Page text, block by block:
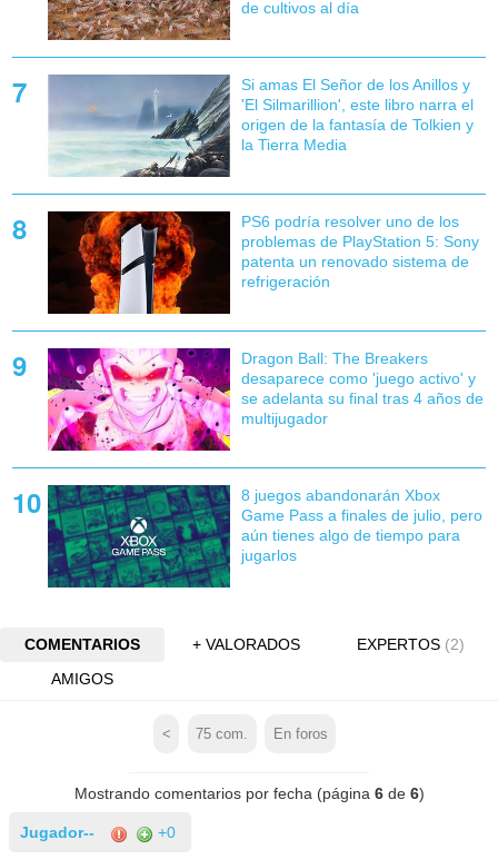
de cultivos al día
Si amas El Señor de los Anillos y
'El Silmarillion', este libro narra el
origen de la fantasía de Tolkien y
la Tierra Media
PS6 podría resolver uno de los
problemas de PlayStation 5: Sony
patenta un renovado sistema de
refrigeración
Dragon Ball: The Breakers
desaparece como 'juego activo' y
se adelanta su final tras 4 años de
multijugador
8 juegos abandonarán Xbox
Game Pass a finales de julio, pero
aún tienes algo de tiempo para
jugarlos
COMENTARIOS + VALORADOS EXPERTOS (2)
AMIGOS
< 75 com. En foros
Mostrando comentarios por fecha (página 6de 6)
Jugador-- +0